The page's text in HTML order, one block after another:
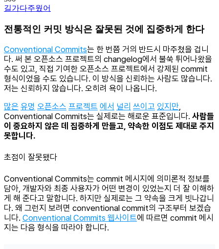
길가다주웠어
전통적인 커밋 방식은 잘못된 것에 집중하게 한다
Conventional Commits는 한 번쯤 거의 반드시 마주쳤을 겁니
다. 써 본 오픈소스 프로젝트의 changelog에서 불쑥 튀어나왔을
수도 있고, 직접 기여한 오픈소스 프로젝트에서 강제된 commit
형식이었을 수도 있습니다. 이 방식을 신뢰하는 사람도 많습니다.
저는 신뢰하지 않습니다. 오히려 욕이 나옵니다.
많은 유명 오픈소스 프로젝트 에서 널리 쓰이고 있지만,
Conventional Commits는 실제로는 해로운 표준입니다. 사람들
이 중요하지 않은 데 집중하게 만들고, 약속한 이점도 제대로 주지
못합니다.
초점이 잘못됐다
Conventional Commits는 commit 메시지에 의미론적 정보를
담아, 개발자와 최종 사용자가 어떤 변경이 있었는지 더 잘 이해하
게 해 준다고 말합니다. 하지만 실제로는 그 약속을 크게 빗나갑니
다. 왜 그런지 보려면 conventional commit의 구조부터 보겠습
니다. Conventional Commits 웹사이트에 따르면 commit 메시
지는 다음 형식을 따라야 합니다.